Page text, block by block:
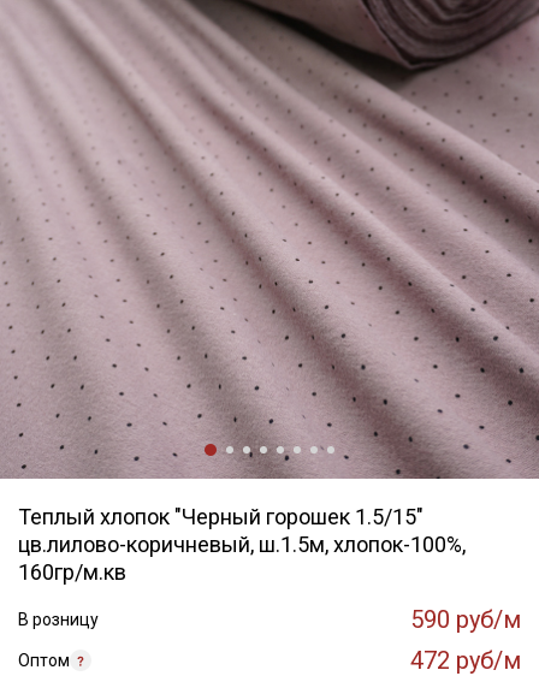
Теплый хлопок "Черный горошек 1.5/15"
цв.лилово-коричневый, ш.1.5м, хлопок-100%,
160гр/м.кв
В розницу 590 руб/м
Оптом 472 руб/м